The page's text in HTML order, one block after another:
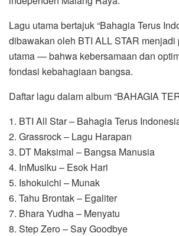
Lagu utama bertajuk “Bahagia Terus
dibawakan oleh BTI ALL STAR menjadi
utama — bahwa kebersamaan dan
fondasi kebahagiaan bangsa.
Daftar lagu dalam album “BAHAGIA
1. BTI All Star – Bahagia Terus
2. Grassrock – Lagu Harapan
3. DT Maksimal – Bangsa Manusia
4. InMusiku – Esok Hari
5. Ishokuichi – Munak
6. Tahu Brontak – Egaliter
7. Bhara Yudha – Menyatu
8. Step Zero – Say Goodbye